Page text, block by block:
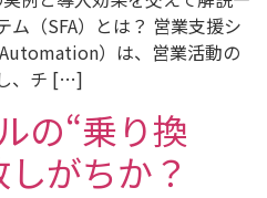
ム（SFA）とは？ 営業支援シ
）は、営業活動の
、チ […]
の“乗り換
がちか？